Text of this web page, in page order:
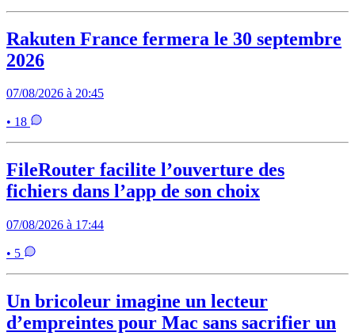
Rakuten France fermera le 30 septembre
2026
07/08/2026 à 20:45
• 18
FileRouter facilite l’ouverture des
fichiers dans l’app de son choix
07/08/2026 à 17:44
• 5
Un bricoleur imagine un lecteur
d’empreintes pour Mac sans sacrifier un